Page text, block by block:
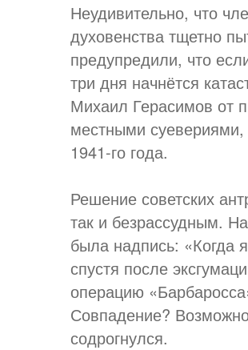
Неудивительно, что
духовенства тщетно
предупредили, что
три дня начнётся
Михаил Герасимов от
местными
1941-го года.
Решение советских
так и безрассудным.
была надпись: «Когда
спустя после
операцию
Совпадение?
содрогнулся.